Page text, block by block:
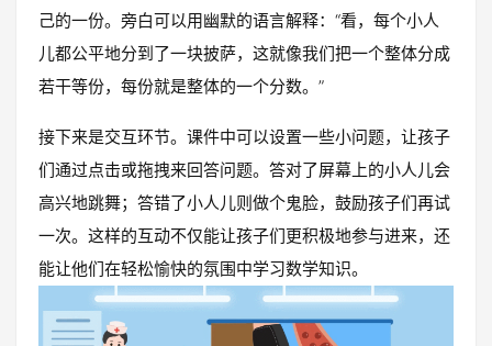
己的一份。旁白可以用幽默的语言解释：“看，每个小人
儿都公平地分到了一块披萨，这就像我们把一个整体分成
若干等份，每份就是整体的一个分数。”
接下来是交互环节。课件中可以设置一些小问题，让孩子
们通过点击或拖拽来回答问题。答对了屏幕上的小人儿会
高兴地跳舞；答错了小人儿则做个鬼脸，鼓励孩子们再试
一次。这样的互动不仅能让孩子们更积极地参与进来，还
能让他们在轻松愉快的氛围中学习数学知识。